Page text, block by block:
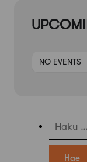
NO EVENTS
Haku: